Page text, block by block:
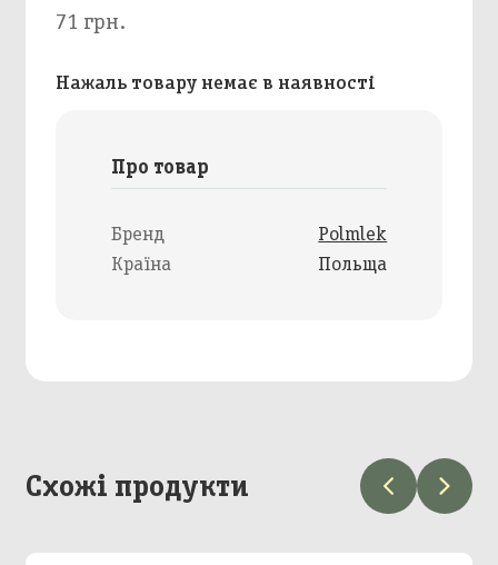
71 грн.
Нажаль товару немає в наявності
Про товар
Бренд
Polmlek
Країна
Польща
Схожі продукти